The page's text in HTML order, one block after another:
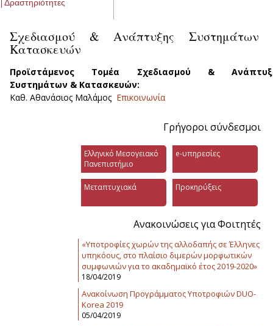
Δραστηριότητες
Σχεδιασμού & Ανάπτυξης Συστημάτων
Κατασκευών
Προϊστάμενος Τομέα Σχεδιασμού &
Συστημάτων & Κατασκευών:
Καθ. Αθανάσιος Μαλάμος Επικοινωνία
Γρήγοροι σύνδεσμοι
Ελληνικό Μεσογειακό
Πανεπιστήμιο
e-υπηρεσίες
Μεταπτυχιακά Προκηρύξεις
Ανακοινώσεις για Φοιτητές
«Υποτροφίες χωρών της αλλοδαπής σε Έλληνες
υπηκόους, στο πλαίσιο διμερών μορφωτικών
συμφωνιών για το ακαδημαϊκό έτος 2019-2020»
18/04/2019
Ανακοίνωση Προγράμματος Υποτροφιών DUO-
Korea 2019
05/04/2019